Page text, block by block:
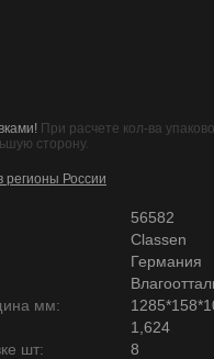
При расчете кол-ва
сторону.
регионы России
56582
Classen
Германия
мм:
1,624
шт:
8